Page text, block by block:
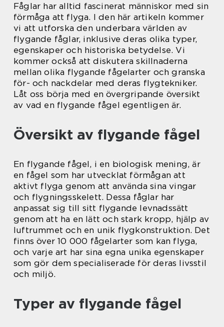
Fåglar har alltid fascinerat människor med sin
förmåga att flyga. I den här artikeln kommer
vi att utforska den underbara världen av
flygande fåglar, inklusive deras olika typer,
egenskaper och historiska betydelse. Vi
kommer också att diskutera skillnaderna
mellan olika flygande fågelarter och granska
för- och nackdelar med deras flygtekniker.
Låt oss börja med en övergripande översikt
av vad en flygande fågel egentligen är.
Översikt av flygande fågel
En flygande fågel, i en biologisk mening, är
en fågel som har utvecklat förmågan att
aktivt flyga genom att använda sina vingar
och flygningsskelett. Dessa fåglar har
anpassat sig till sitt flygande levnadssätt
genom att ha en lätt och stark kropp, hjälp av
luftrummet och en unik flygkonstruktion. Det
finns över 10 000 fågelarter som kan flyga,
och varje art har sina egna unika egenskaper
som gör dem specialiserade för deras livsstil
och miljö.
Typer av flygande fågel